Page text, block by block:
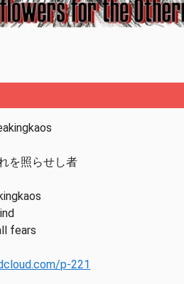
を照らせし者
fears
p-221